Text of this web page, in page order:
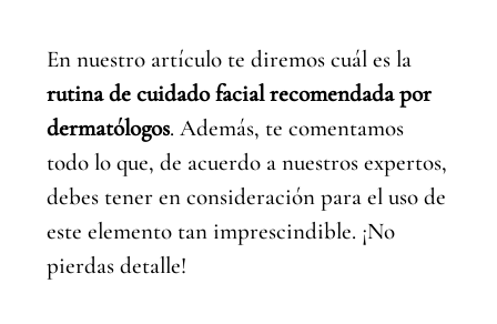
En nuestro artículo te diremos cuál es la
rutina de cuidado facial recomendada por
dermatólogos. Además, te comentamos
todo lo que, de acuerdo a nuestros expertos,
debes tener en consideración para el uso de
este elemento tan imprescindible. ¡No
pierdas detalle!